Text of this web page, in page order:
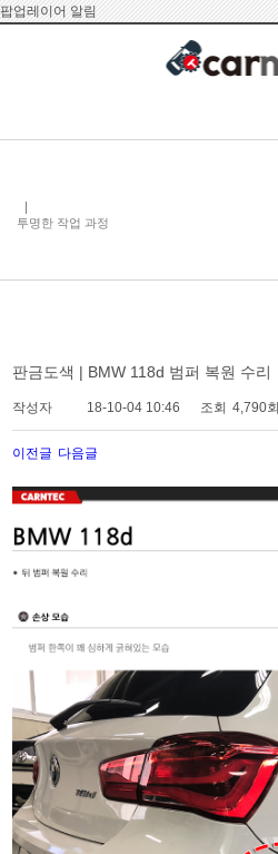
팝업레이어 알림
투명한 작업 과정
판금도색 | BMW 118d 범퍼 복원 수리
작성자 18-10-04 10:46 조회 4,790회
이전글 다음글